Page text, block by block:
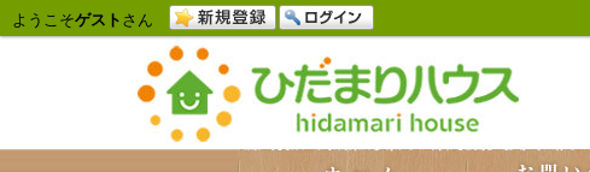
ようこそゲスト さん